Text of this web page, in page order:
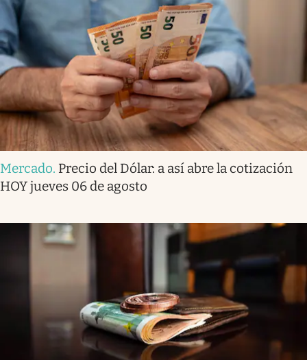
Mercado. Precio del Dólar: a así abre la cotización
HOY jueves 06 de agosto